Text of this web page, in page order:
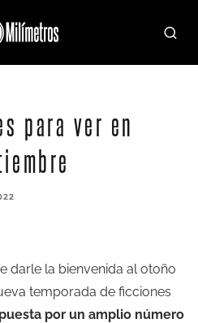
para ver en
darle la bienvenida al otoño
temporada de ficciones
por un amplio número